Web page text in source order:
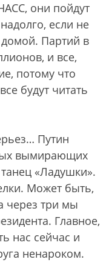
они пойдут
если не
домой. Партий в
и все,
потому что
будут читать
Путин
вымирающих
«Ладушки».
Может быть,
через три мы
Главное,
нас сейчас и
ненароком.